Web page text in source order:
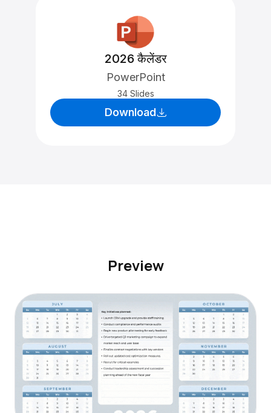
2026 कैलेंडर
PowerPoint
34 Slides
Download
Preview